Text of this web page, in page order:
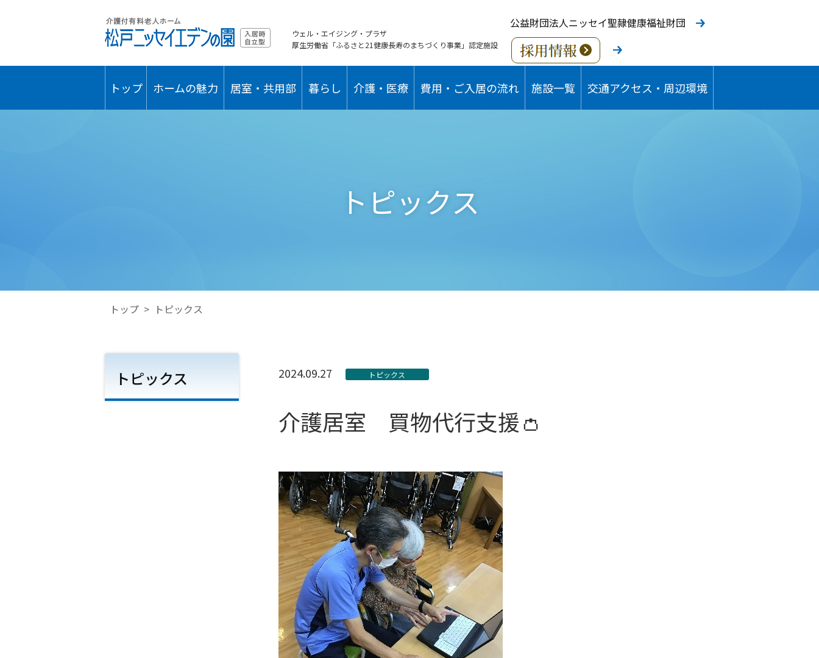
公益財団法人ニッセイ聖隷健康福祉財団
ウェル・エイジング・プラザ
厚生労働省「ふるさと21健康長寿のまちづくり事業」認定施設
トップ ホームの魅力 居室・共用部 暮らし 介護・医療 費用・ご入居の流れ 施設一覧 交通アクセス・周辺環境
トピックス
トップ > トピックス
2024.09.27 トピックス
介護居室 買物代行支援👛
トピックス